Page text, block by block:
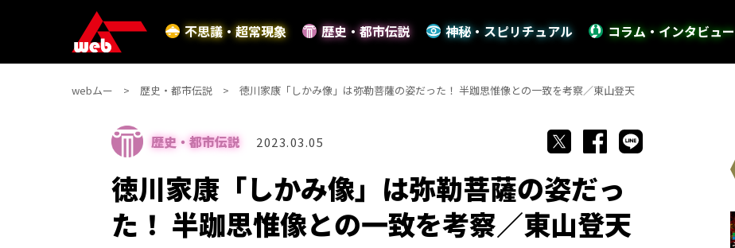
不思議・超常現象 歴史・都市伝説 神秘・スピリチュアル コラム・インタビュー
webムー 歴史・都市伝説 徳川家康「しかみ像」は弥勒菩薩の姿だった！ 半跏思惟像との一致を考察／東山登天
歴史・都市伝説 2023.03.05
徳川家康「しかみ像」は弥勒菩薩の姿だっ
た！ 半跏思惟像との一致を考察／東山登天